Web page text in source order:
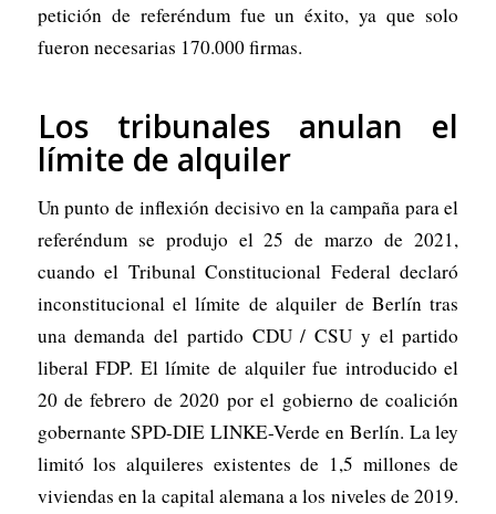
petición de referéndum fue un éxito, ya que solo
fueron necesarias 170.000 firmas.
Los tribunales anulan el
límite de alquiler
Un punto de inflexión decisivo en la campaña para el
referéndum se produjo el 25 de marzo de 2021,
cuando el Tribunal Constitucional Federal declaró
inconstitucional el límite de alquiler de Berlín tras
una demanda del partido CDU / CSU y el partido
liberal FDP. El límite de alquiler fue introducido el
20 de febrero de 2020 por el gobierno de coalición
gobernante SPD-DIE LINKE-Verde en Berlín. La ley
limitó los alquileres existentes de 1,5 millones de
viviendas en la capital alemana a los niveles de 2019.